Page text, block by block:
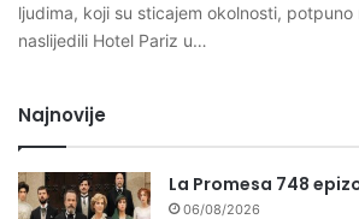
ljudima, koji su sticajem okolnosti,
naslijedili Hotel Pariz u…
Najnovije
La Promesa 748
06/08/2026